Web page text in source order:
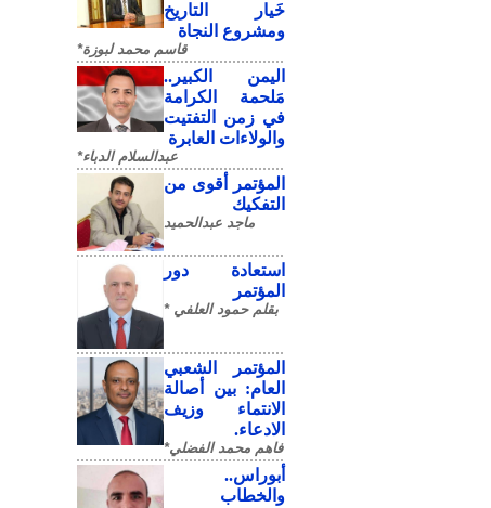
خَيار التاريخ
ومشروع النجاة
قاسم محمد لبوزة*
​اليمن الكبير..
مَلحمة الكرامة
في زمن التفتيت
والولاءات العابرة
عبدالسلام الدباء*
المؤتمر أقوى من
التفكيك
ماجد عبدالحميد
استعادة دور
المؤتمر
بقلم حمود العلفي *
المؤتمر الشعبي
العام: بين أصالة
الانتماء وزيف
الادعاء.
فاهم محمد الفضلي*
أبوراس..
والخطاب